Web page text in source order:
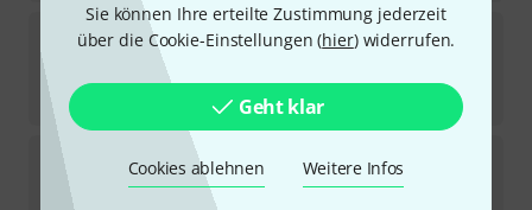
Sie können Ihre erteilte Zustimmung jederzeit
über die Cookie-Einstellungen (hier) widerrufen.
Geht klar
Cookies ablehnen Weitere Infos
RZ Clarinets Conservatory Bb-Clarinet 18/6
Sofort lieferbar
RZ Clarinets
Auf Anfrage